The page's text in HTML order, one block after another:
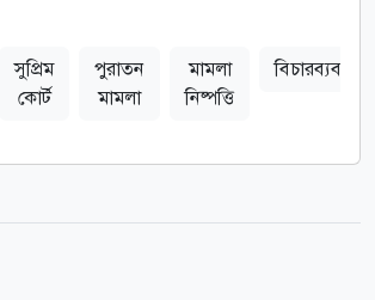
সুপ্রিম
কোর্ট
পুরাতন
মামলা
মামলা
নিষ্পত্তি
বিচারব্যবস্থা